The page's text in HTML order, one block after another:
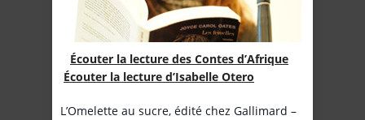
Écouter la lecture des Contes d’Afrique
Écouter la lecture d’Isabelle Otero
L’Omelette au sucre, édité chez Gallimard –